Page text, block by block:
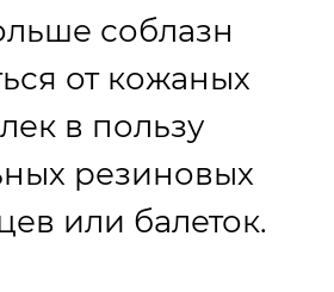
соблазн
от кожаных
в пользу
резиновых
или балеток.